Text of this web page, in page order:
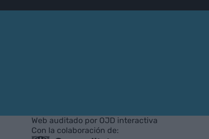
Web auditado por OJD interactiva
Con la colaboración de: